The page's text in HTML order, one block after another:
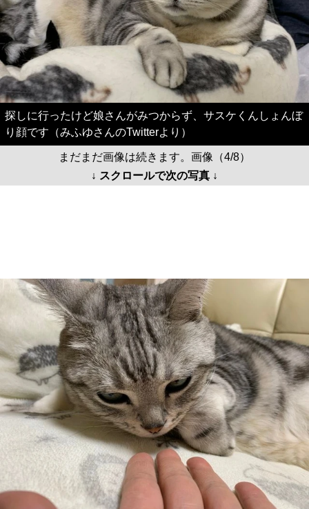
探しに行ったけど娘さんがみつからず、サスケくんしょんぼ
り顔です（みふゆさんのTwitterより）
まだまだ画像は続きます。画像（4/8）
↓ スクロールで次の写真 ↓